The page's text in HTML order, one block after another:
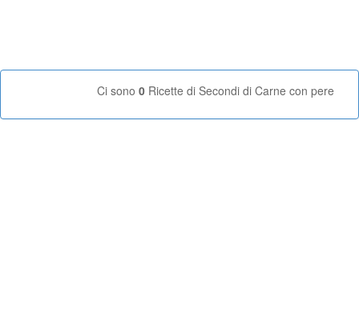
Ci sono 0 Ricette di Secondi di Carne con pere